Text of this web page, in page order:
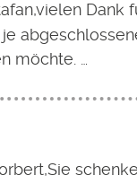
Dank
möchte. …